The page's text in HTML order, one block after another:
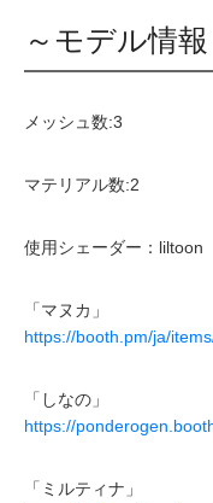
～モデル情報
メッシュ数:3
マテリアル数:2
使用シェーダー：liltoon
「マヌカ」
https://booth.pm/ja/
「しなの」
https://
「ミルティナ」